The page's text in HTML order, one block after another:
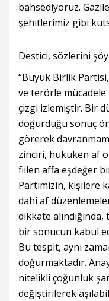
bahsediyoruz.
şehitlerimiz gibi
Destici, sözlerini
“Büyük Birlik
ve terörle
çizgi izlemiştir. Bir
doğurduğu sonuç
görerek
zinciri, hukuken af
fiilen affa eşdeğer
Partimizin, kişilere
dahi af
dikkate
bir sonucun kabul
Bu tespit, aynı
doğurmaktadır.
nitelikli çoğunluk
değiştirilerek